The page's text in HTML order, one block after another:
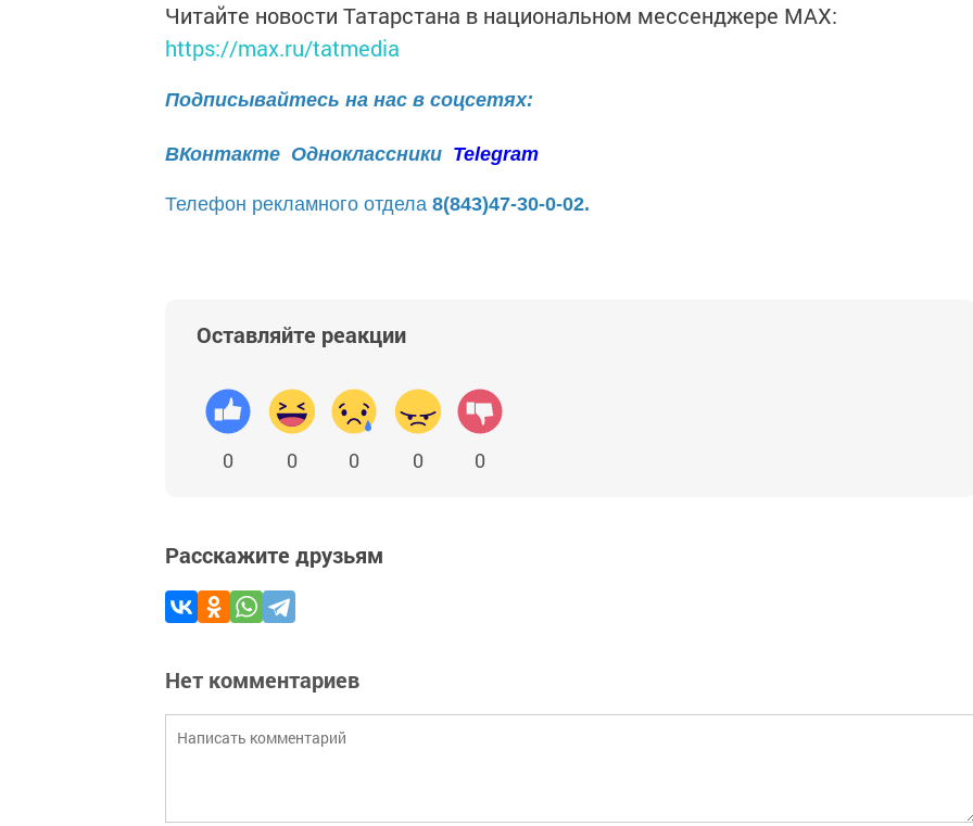
Читайте новости Татарстана в национальном мессенджере MАХ:
https://max.ru/tatmedia
Подписывайтесь на нас в соцсетях:
ВКонтакте Одноклассники Telegram
Телефон рекламного отдела 8(843)47-30-0-02.
Оставляйте реакции
0 0 0 0 0
Расскажите друзьям
Нет комментариев